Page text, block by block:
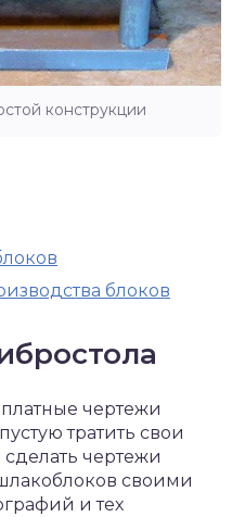
конструкции
блоков
чертежи
тратить свои
чертежи
своими
и тех